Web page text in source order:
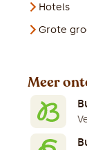
Hotels
Grote
Meer